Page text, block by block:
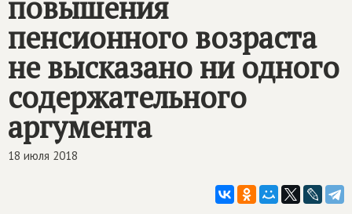
повышения
пенсионного возраста
не высказано ни одного
содержательного
аргумента
18 июля 2018